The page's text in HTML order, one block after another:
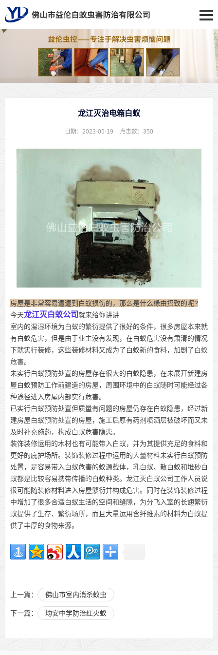
龙江灭治电箱白蚁
日期：2023-05-19 点击数： 350
房屋是非常容易遭遭到白蚁损伤的，那么是什么缘由招致的呢?
今天龙江灭白蚁公司就来给你讲讲
室内的温湿环境为白蚁的繁衍提供了很好的条件，很多房屋本来就
有白蚁危害，但是由于业主没有发现，在白蚁危害没有肃清的情况
下就实行装修，这些装修材料又成为了白蚁新的食料，加剧了白蚁
危害。
未实行白蚁预防处置的房屋存在很大的白蚁隐患，在未展开新建房
屋白蚁预防工作前建造的房屋，周围环境中的白蚁随时可能经过各
种途径进入房屋内部实行危害。
已实行白蚁预防处置但质量有问题的房屋仍存在白蚁隐患，经过新
建房屋白蚁预防处置的房屋，施工后原有药剂喷洒层被破坏而又未
及时补充施药，构成白蚁危害隐患。
装饰装修运用的木材也有可能带入白蚁，并为其提供充足的食料和
更好的庇护场所。装饰装修过程中运用的大量材料未实行白蚁预防
处置，是容易带入白蚁危害的蚁源载体，乳白蚁、散白蚁和堆砂白
蚁都是比较容易携带传播的白蚁种类。龙江灭白蚁公司工作人员说
很可能随装修材料进入房屋繁衍并构成危害。同时在装饰装修过程
中增加了很多合适白蚁生活的空间和缝隙，为分飞入室的长翅繁衍
蚁提供了生存、繁衍场所，而且大量运用含纤维素的材料为白蚁提
供了丰厚的食物来源。
上一篇： 佛山市室内消杀蚊虫
下一篇： 均安中学防治红火蚁